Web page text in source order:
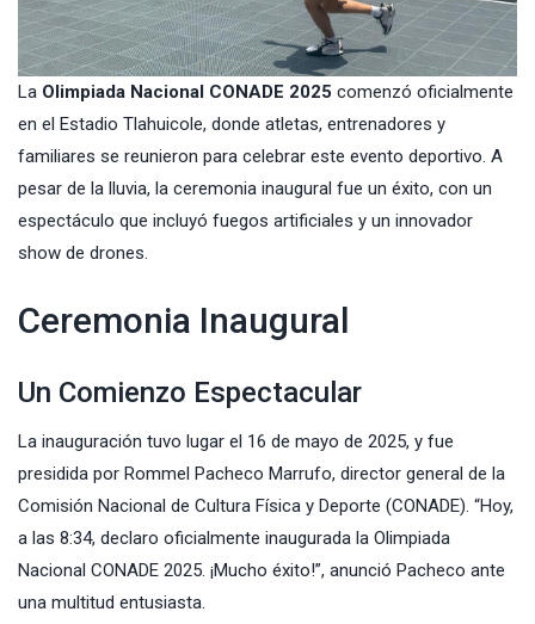
La Olimpiada Nacional CONADE 2025 comenzó oficialmente
en el Estadio Tlahuicole, donde atletas, entrenadores y
familiares se reunieron para celebrar este evento deportivo. A
pesar de la lluvia, la ceremonia inaugural fue un éxito, con un
espectáculo que incluyó fuegos artificiales y un innovador
show de drones.
Ceremonia Inaugural
Un Comienzo Espectacular
La inauguración tuvo lugar el 16 de mayo de 2025, y fue
presidida por Rommel Pacheco Marrufo, director general de la
Comisión Nacional de Cultura Física y Deporte (CONADE). “Hoy,
a las 8:34, declaro oficialmente inaugurada la Olimpiada
Nacional CONADE 2025. ¡Mucho éxito!”, anunció Pacheco ante
una multitud entusiasta.